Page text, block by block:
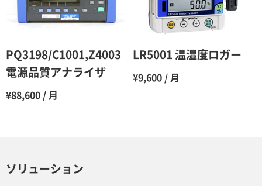
PQ3198/C1001,Z4003
電源品質アナライザ
¥88,600 / 月
LR5001 温湿度ロガー
¥9,600 / 月
ソリューション